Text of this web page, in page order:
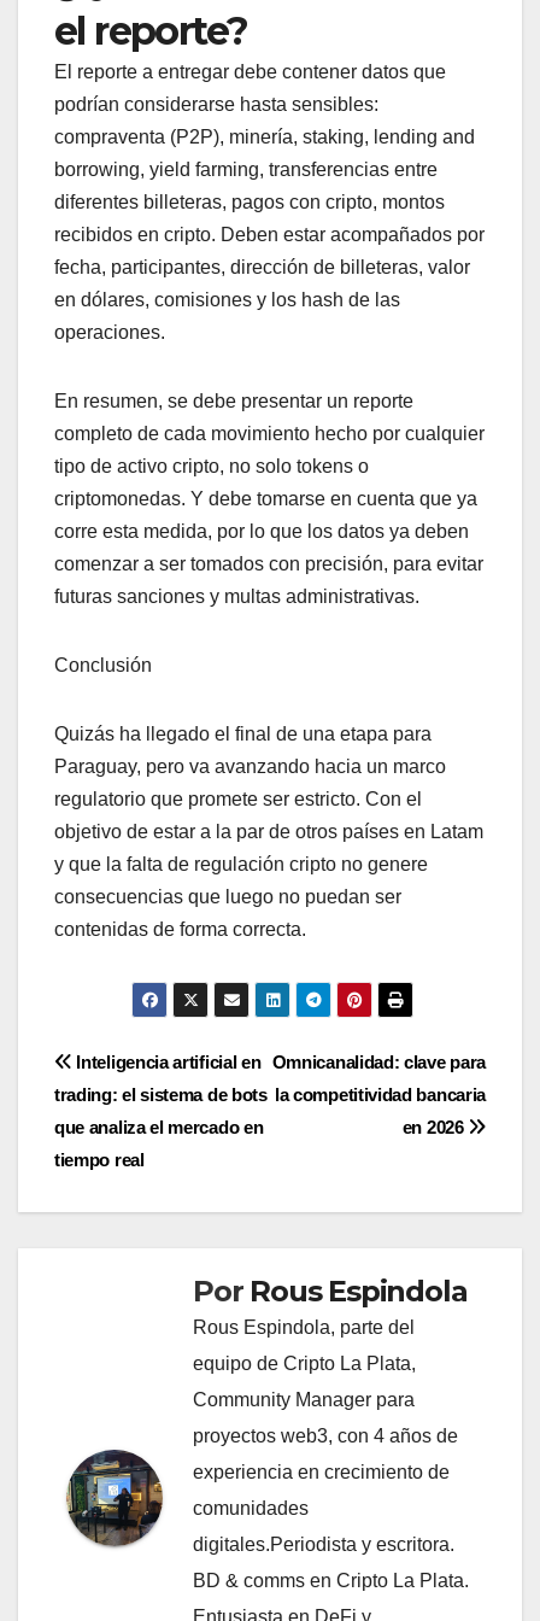
el reporte?
El reporte a entregar debe contener datos que
podrían considerarse hasta sensibles:
compraventa (P2P), minería, staking, lending and
borrowing, yield farming, transferencias entre
diferentes billeteras, pagos con cripto, montos
recibidos en cripto. Deben estar acompañados por
fecha, participantes, dirección de billeteras, valor
en dólares, comisiones y los hash de las
operaciones.
En resumen, se debe presentar un reporte
completo de cada movimiento hecho por cualquier
tipo de activo cripto, no solo tokens o
criptomonedas. Y debe tomarse en cuenta que ya
corre esta medida, por lo que los datos ya deben
comenzar a ser tomados con precisión, para evitar
futuras sanciones y multas administrativas.
Conclusión
Quizás ha llegado el final de una etapa para
Paraguay, pero va avanzando hacia un marco
regulatorio que promete ser estricto. Con el
objetivo de estar a la par de otros países en Latam
y que la falta de regulación cripto no genere
consecuencias que luego no puedan ser
contenidas de forma correcta.
Navegación
de
entradas
Omnicanalidad: clave para
la competitividad bancaria
en 2026
Inteligencia artificial en
trading: el sistema de bots
que analiza el mercado en
tiempo real
Por Rous Espindola
Rous Espindola, parte del
equipo de Cripto La Plata,
Community Manager para
proyectos web3, con 4 años de
experiencia en crecimiento de
comunidades
digitales.Periodista y escritora.
BD & comms en Cripto La Plata.